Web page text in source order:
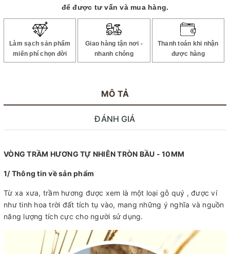
để được tư vấn và mua hàng.
Làm sạch sản phẩm
miến phí chọn đời
Giao hàng tận nơi -
nhanh chóng
Thanh toán khi nhận
được hàng
MÔ TẢ
ĐÁNH GIÁ
VÒNG TRẦM HƯƠNG TỰ NHIÊN TRÒN BẦU - 10MM
1/ Thông tin về sản phẩm
Từ xa xưa, trầm hương được xem là một loại gỗ quý , được ví
như tinh hoa trời đất tích tụ vào, mang những ý nghĩa và nguồn
năng lượng tích cực cho người sử dụng.